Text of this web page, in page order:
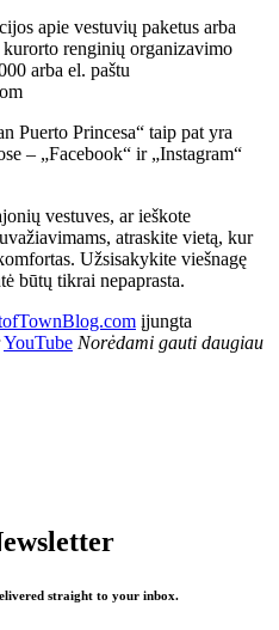
apie vestuvių paketus arba
renginių organizavimo
arba el. paštu
Puerto Princesa“ taip pat yra
– „Facebook“ ir „Instagram“
vestuves, ar ieškote
atraskite vietą, kur
Užsisakykite viešnagę
būtų tikrai nepaprasta.
įjungta
YouTube Norėdami gauti daugiau
straight to your inbox.